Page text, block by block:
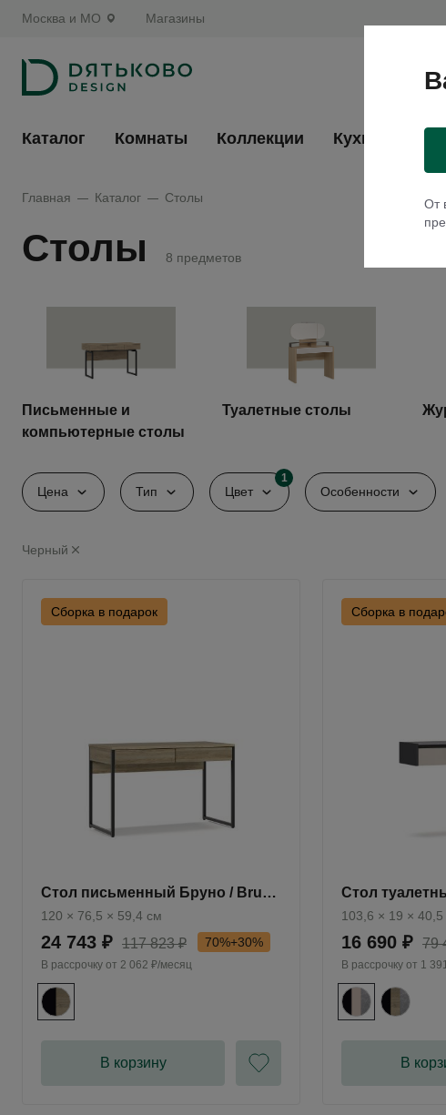
Москва и МО Магазины
Каталог Комнаты Коллекции Кухни
Главная Каталог Столы
Столы 8 предметов
Письменные и
компьютерные столы
Туалетные столы
Цена Тип Цвет
1
Особенности
Черный
Сборка в подарок
Стол письменный Бруно / Bruno
BC1036.1
120 × 76,5 × 59,4 см
24 743 ₽ 117 823 ₽ 70%+30%
В рассрочку от 2 062 ₽/месяц
В корзину
Сборка в
Стол
Бруно / Bruno
103,6 × 19 × 40,5
16 690 ₽ 79
В рассрочку от 1
В
От